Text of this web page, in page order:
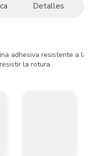
Detalles
adhesiva resistente a la
la rotura.